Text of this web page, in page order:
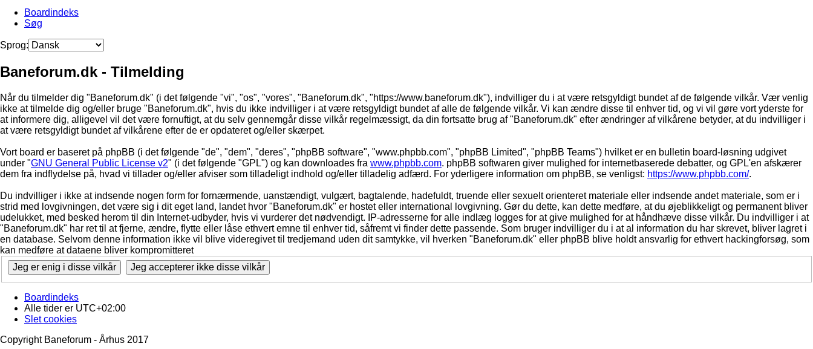
Boardindeks
Søg
Sprog:
Baneforum.dk - Tilmelding
Når du tilmelder dig "Baneforum.dk" (i det følgende "vi", "os", "vores", "Baneforum.dk", "https://www.baneforum.dk"), indvilliger du i at være retsgyldigt bundet af de følgende vilkår. Vær venlig
ikke at tilmelde dig og/eller bruge "Baneforum.dk", hvis du ikke indvilliger i at være retsgyldigt bundet af alle de følgende vilkår. Vi kan ændre disse til enhver tid, og vi vil gøre vort yderste for
at informere dig, alligevel vil det være fornuftigt, at du selv gennemgår disse vilkår regelmæssigt, da din fortsatte brug af "Baneforum.dk" efter ændringer af vilkårene betyder, at du indvilliger i
at være retsgyldigt bundet af vilkårene efter de er opdateret og/eller skærpet.
Vort board er baseret på phpBB (i det følgende "de", "dem", "deres", "phpBB software", "www.phpbb.com", "phpBB Limited", "phpBB Teams") hvilket er en bulletin board-løsning udgivet
under "GNU General Public License v2" (i det følgende "GPL") og kan downloades fra www.phpbb.com. phpBB softwaren giver mulighed for internetbaserede debatter, og GPL'en afskærer
dem fra indflydelse på, hvad vi tillader og/eller afviser som tilladeligt indhold og/eller tilladelig adfærd. For yderligere information om phpBB, se venligst: https://www.phpbb.com/.
Du indvilliger i ikke at indsende nogen form for fornærmende, uanstændigt, vulgært, bagtalende, hadefuldt, truende eller sexuelt orienteret materiale eller indsende andet materiale, som er i
strid med lovgivningen, det være sig i dit eget land, landet hvor "Baneforum.dk" er hostet eller international lovgivning. Gør du dette, kan dette medføre, at du øjeblikkeligt og permanent bliver
udelukket, med besked herom til din Internet-udbyder, hvis vi vurderer det nødvendigt. IP-adresserne for alle indlæg logges for at give mulighed for at håndhæve disse vilkår. Du indvilliger i at
"Baneforum.dk" har ret til at fjerne, ændre, flytte eller låse ethvert emne til enhver tid, såfremt vi finder dette passende. Som bruger indvilliger du i at al information du har skrevet, bliver lagret i
en database. Selvom denne information ikke vil blive videregivet til tredjemand uden dit samtykke, vil hverken "Baneforum.dk" eller phpBB blive holdt ansvarlig for ethvert hackingforsøg, som
kan medføre at dataene bliver kompromitteret
Boardindeks
Alle tider er UTC+02:00
Slet cookies
Copyright Baneforum - Århus 2017